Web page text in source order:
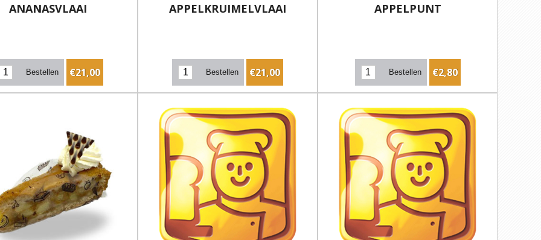
ANANASVLAAI
€21,00
APPELKRUIMELVLAAI
€21,00
APPELPUNT
€2,80